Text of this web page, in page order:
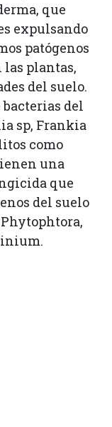
que
expulsando
patógenos
plantas,
del suelo.
del
sp, Frankia
como
una
que
del suelo